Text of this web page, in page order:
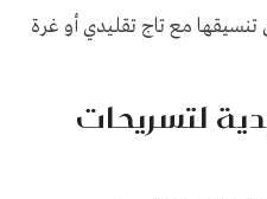
تنسيقها مع تاج تقليدي أو غرة
لتسريحات